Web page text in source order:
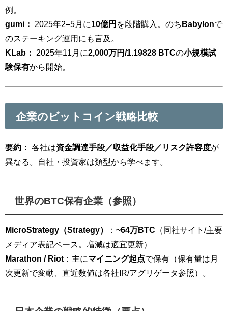
例。
gumi：
2025年2–5月に10億円 を段階購入。のち Babylonで
のステーキング運用にも言及。
KLab：
2025年11月に2,000万円/1.19828 BTCの小規模試
験保有から開始。
企業のビットコイン戦略比較
要約： 各社は資金調達手段／収益化手段／リスク許容度が
異なる。自社・投資家は類型から学べます。
世界のBTC保有企業（参照）
MicroStrategy（Strategy） ： ~64万BTC （同社サイト/主要
メディア表記ベース。増減は適宜更新）
Marathon / Riot ：主にマイニング起点で保有（保有量は月
次更新で変動、直近数値は各社IR/アグリゲータ参照）。